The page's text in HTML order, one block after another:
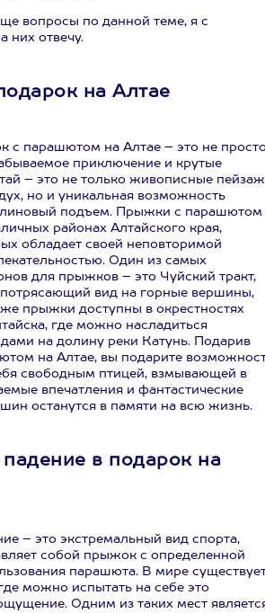
вопросы по данной теме, я с
них отвечу.
на Алтае
с парашютом на Алтае – это не
приключение и крутые
– это не только живописные
но и уникальная возможность
подъем. Прыжки с парашютом
районах Алтайского края,
обладает своей неповторимой
Один из самых
для прыжков – это Чуйский тракт,
потрясающий вид на горные вершины,
прыжки доступны в окрестностях
где можно насладиться
на долину реки Катунь. Подарив
на Алтае, вы подарите
свободным птицей, взмывающей в
впечатления и фантастические
останутся в памяти на всю жизнь.
в подарок на
– это экстремальный вид спорта,
собой прыжок с определенной
парашюта. В мире
можно испытать на себе это
Одним из таких мест